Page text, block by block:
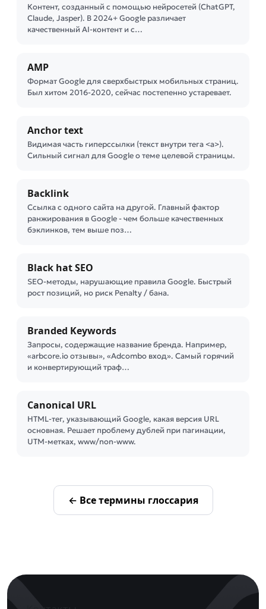
Контент, созданный с помощью нейросетей (ChatGPT,
Claude, Jasper). В 2024+ Google различает
качественный AI-контент и с…
AMP
Формат Google для сверхбыстрых мобильных страниц.
Был хитом 2016-2020, сейчас постепенно устаревает.
Anchor text
Видимая часть гиперссылки (текст внутри тега <a>).
Сильный сигнал для Google о теме целевой страницы.
Backlink
Ссылка с одного сайта на другой. Главный фактор
ранжирования в Google - чем больше качественных
бэклинков, тем выше поз…
Black hat SEO
SEO-методы, нарушающие правила Google. Быстрый
рост позиций, но риск Penalty / банa.
Branded Keywords
Запросы, содержащие название бренда. Например,
«arbcore.io отзывы», «Adcombo вход». Самый горячий
и конвертирующий траф…
Canonical URL
HTML-тег, указывающий Google, какая версия URL
основная. Решает проблему дублей при пагинации,
UTM-метках, www/non-www.
← Все термины глоссария